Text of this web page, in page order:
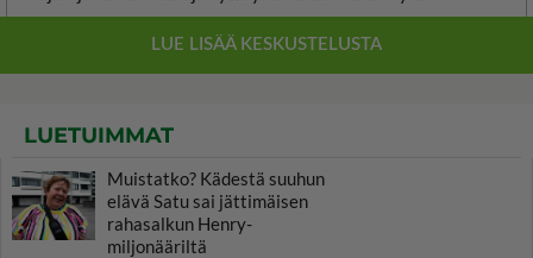
LUETUIMMAT
Muistatko? Kädestä suuhun
elävä Satu sai jättimäisen
rahasalkun Henry-
miljonääriltä